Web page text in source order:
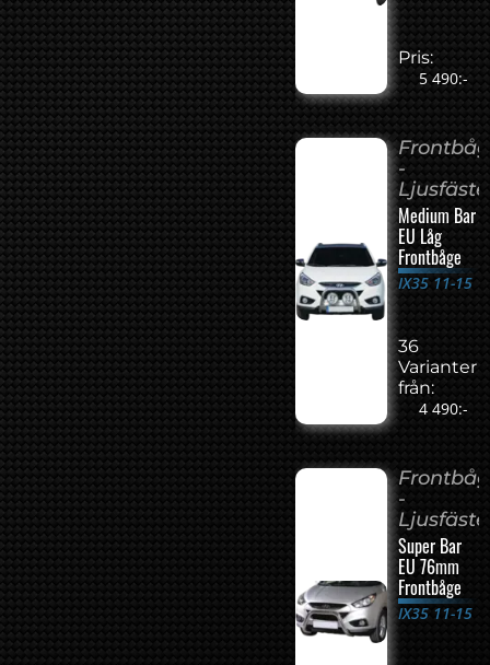
Pris:
5 490:-
-
Ljusfäste
Medium Bar
EU Låg
Frontbåge
IX35 11-15
36
Varianter
från:
4 490:-
-
Ljusfäste
Super Bar
EU 76mm
Frontbåge
IX35 11-15